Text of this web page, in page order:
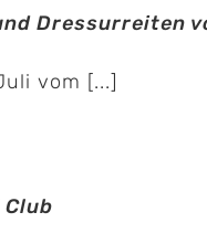
Dressurreiten
vom [...]